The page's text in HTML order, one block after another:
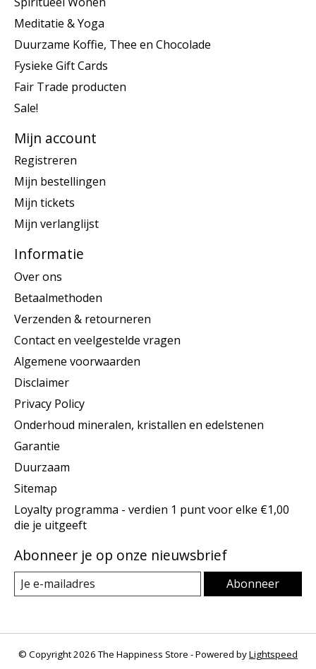
Meditatie & Yoga
Duurzame Koffie, Thee en Chocolade
Fysieke Gift Cards
Fair Trade producten
Sale!
Mijn account
Registreren
Mijn bestellingen
Mijn tickets
Mijn verlanglijst
Informatie
Over ons
Betaalmethoden
Verzenden & retourneren
Contact en veelgestelde vragen
Algemene voorwaarden
Disclaimer
Privacy Policy
Onderhoud mineralen, kristallen en edelstenen
Garantie
Duurzaam
Sitemap
Loyalty programma - verdien 1 punt voor elke €1,00
die je uitgeeft
Abonneer je op onze nieuwsbrief
Abonneer
© Copyright 2026 The Happiness Store - Powered byLightspeed